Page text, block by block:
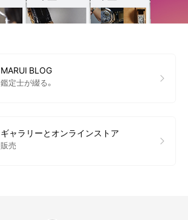
MARUI BLOG
鑑定士が綴る。
ギャラリーとオンラインストア
販売